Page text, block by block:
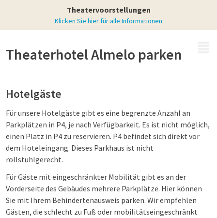
Theatervoorstellungen
Klicken Sie hier für alle Informationen
Theaterhotel Almelo
Theaterhotel Almelo parken
Hotelgäste
Für unsere Hotelgäste gibt es eine begrenzte Anzahl an
Parkplätzen in P4, je nach Verfügbarkeit. Es ist nicht möglich,
einen Platz in P4 zu reservieren. P4 befindet sich direkt vor
dem Hoteleingang. Dieses Parkhaus ist nicht
rollstuhlgerecht.
Für Gäste mit eingeschränkter Mobilität gibt es an der
Vorderseite des Gebäudes mehrere Parkplätze. Hier können
Sie mit Ihrem Behindertenausweis parken. Wir empfehlen
Gästen, die schlecht zu Fuß oder mobilitätseingeschränkt